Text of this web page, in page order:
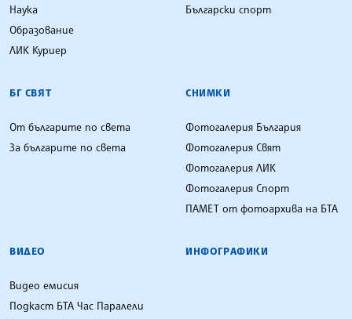
Наука
Образование
ЛИК Куриер
Български спорт
БГ СВЯТ
От българите по света
За българите по света
СНИМКИ
Фотогалерия България
Фотогалерия Свят
Фотогалерия ЛИК
Фотогалерия Спорт
ПАМЕТ от фотоархива на БТА
ВИДЕО
Видео емисия
Подкаст БТА Час Паралели
ИНФОГРАФИКИ